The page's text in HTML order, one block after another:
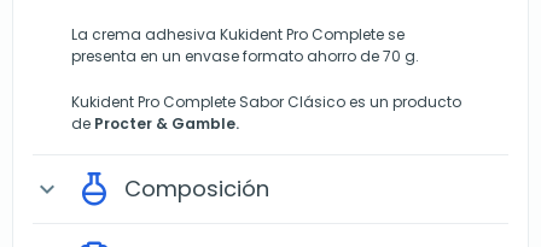
La crema adhesiva Kukident Pro Complete se
presenta en un envase formato ahorro de 70 g.
Kukident Pro Complete Sabor Clásico es un producto
de Procter & Gamble.
expand_more Composición